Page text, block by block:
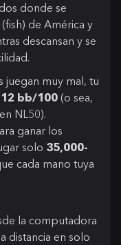
donde se
de América y
descansan y se
juegan muy mal, tu
bb/100(o sea,
NL50).
ganar los
solo 35,000-
cada mano tuya
la computadora
distancia en solo